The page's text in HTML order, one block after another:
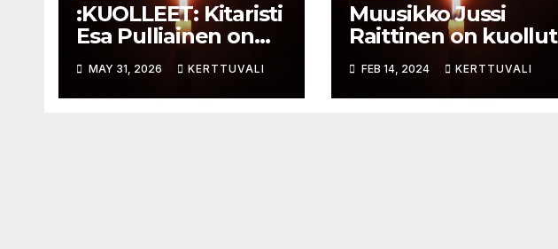
:KUOLLEET: Kitaristi
Esa Pulliainen on
kuollut
MAY 31, 2026 KERTTUVALI
Muusikko Jussi
Raittinen on kuollut
FEB 14, 2024 KERTTUVALI